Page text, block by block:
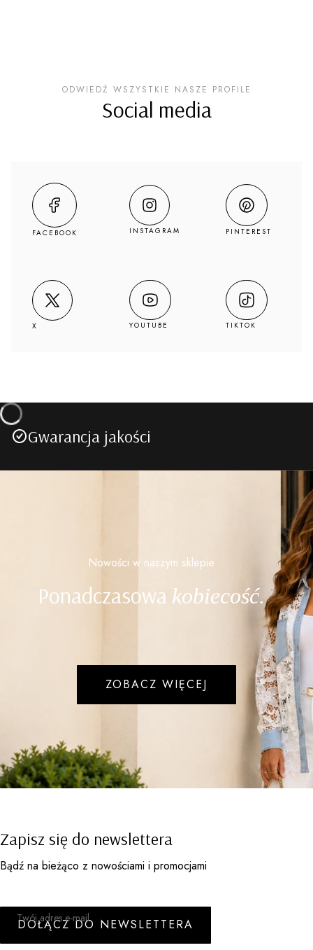
ODWIEDŹ WSZYSTKIE NASZE PROFILE
Social media
FACEBOOK INSTAGRAM PINTEREST
X YOUTUBE TIKTOK
Gwarancja jakości
Nowości w naszym sklepie
Ponadczasowa kobiecość.
ZOBACZ WIĘCEJ
Zapisz się do newslettera
Bądź na bieżąco z nowościami i promocjami
Twój adres e-mail
DOŁĄCZ DO NEWSLETTERA